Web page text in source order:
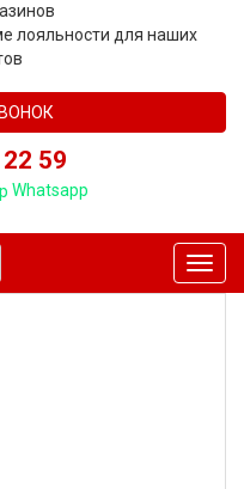
лояльности для наших
59
Whatsapp